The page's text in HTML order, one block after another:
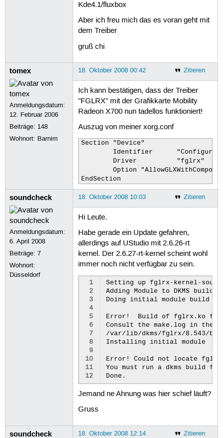
Kde4.1/fluxbox
Aber ich freu mich das es voran geht mit
dem Treiber
gruß chi
tomex
Anmeldungsdatum:
12. Februar 2006
Beiträge: 148
Wohnort: Barnim
Zitieren
18. Oktober 2008 00:42
Ich kann bestätigen, dass der Treiber
"FGLRX" mit der Grafikkarte Mobility
Radeon X700 nun tadellos funktioniert!
Auszug von meiner xorg.conf
Section "Device"
Identifier      "Configured
        Driver          "fglrx"
Option
EndSection
soundcheck
Anmeldungsdatum:
6. April 2008
Beiträge:7
Wohnort:
Düsseldorf
Zitieren
18. Oktober 2008 10:03
Hi Leute.
Habe gerade ein Update gefahren,
allerdings auf UStudio mit 2.6.26-rt
kernel. Der 2.6.27-rt-kernel scheint wohl
immer noch nicht verfügbar zu sein.
1
2
3
4
5
6
7
8
9
10
11
12
Setting up fglrx-kernel-
Adding Module to DKMS build
Doing initial module build
Error!  Build of fglrx.ko
Consult the make.log in the
/var/lib/dkms/fglrx/8.543/
Installing initial module
Error! Could not locate
You must run a dkms build
Jemand ne Ahnung was hier schief läuft?
Gruss
soundcheck Zitieren
18. Oktober 2008 12:14